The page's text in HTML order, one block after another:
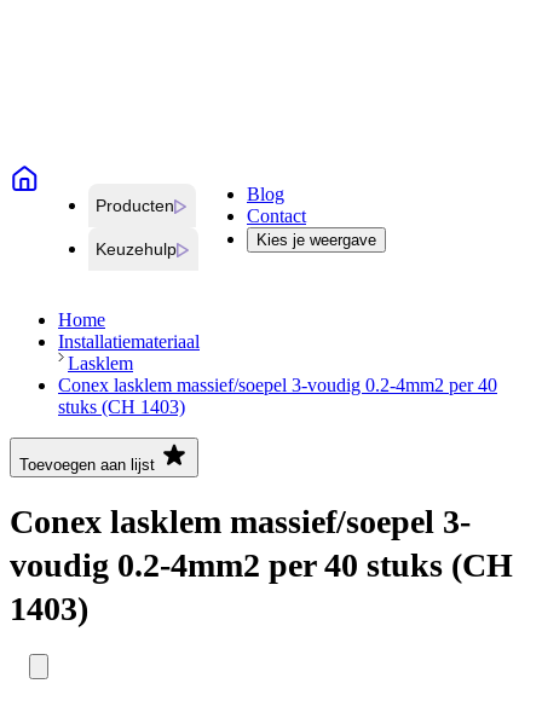
Producten
Keuzehulp
Blog
Contact
Kies je weergave
Home
Installatiemateriaal
Lasklem
Conex lasklem massief/soepel 3-voudig 0.2-4mm2 per 40
stuks (CH 1403)
Toevoegen aan lijst
Conex lasklem massief/soepel 3-
voudig 0.2-4mm2 per 40 stuks (CH
1403)